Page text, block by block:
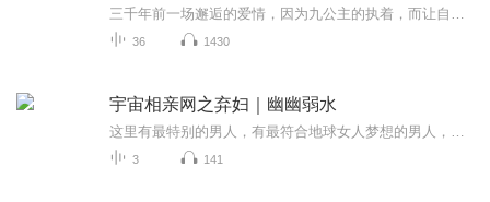
36 1430
宇宙相亲网之弃妇｜幽幽弱水
3 141